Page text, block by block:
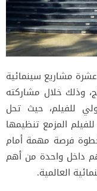
مشاريع سينمائية
وذلك خلال مشاركته
الدولي للفيلم، حيث تحل
المزمع تنظيمها
وتعد هذه الخطوة فرصة مهمة أمام
داخل واحدة من أهم
العالمية.